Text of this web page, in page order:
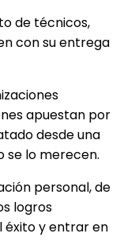
de técnicos,
con su entrega
apuestan por
desde una
lo merecen.
personal, de
logros
éxito y entrar en